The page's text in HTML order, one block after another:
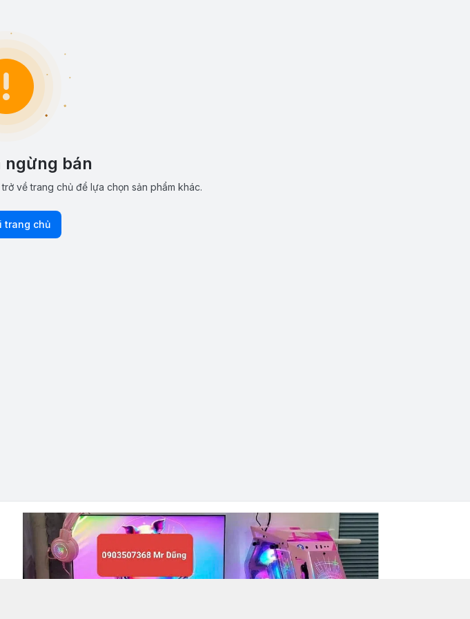
ngừng bán
về trang chủ để lựa chọn sản phẩm khác.
trang chủ